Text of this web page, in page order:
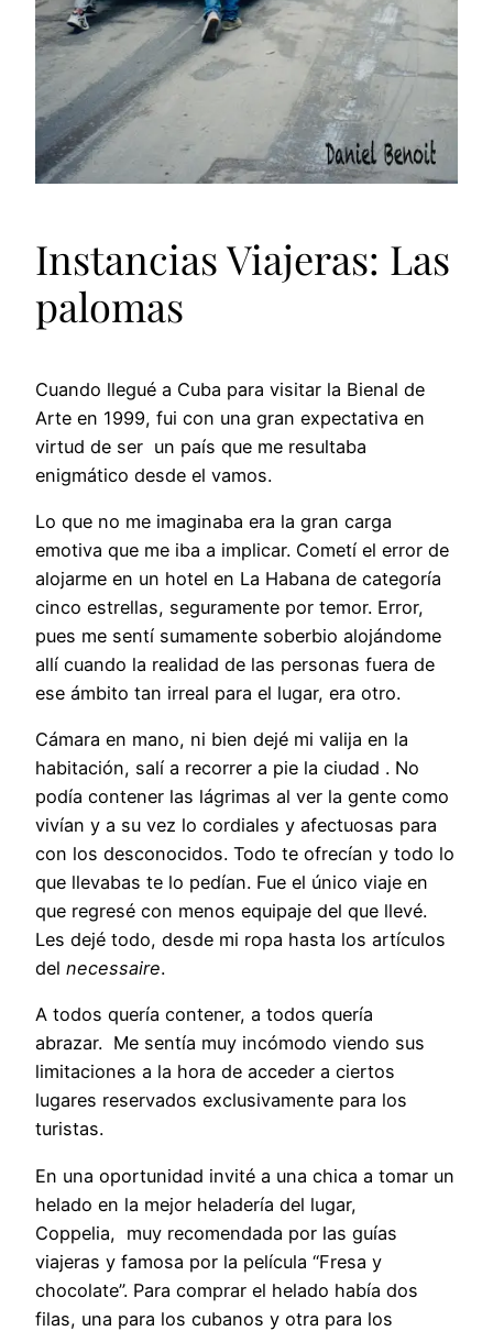
Instancias Viajeras: Las
palomas
Cuando llegué a Cuba para visitar la Bienal de
Arte en 1999, fui con una gran expectativa en
virtud de ser un país que me resultaba
enigmático desde el vamos.
Lo que no me imaginaba era la gran carga
emotiva que me iba a implicar. Cometí el error de
alojarme en un hotel en La Habana de categoría
cinco estrellas, seguramente por temor. Error,
pues me sentí sumamente soberbio alojándome
allí cuando la realidad de las personas fuera de
ese ámbito tan irreal para el lugar, era otro.
Cámara en mano, ni bien dejé mi valija en la
habitación, salí a recorrer a pie la ciudad . No
podía contener las lágrimas al ver la gente como
vivían y a su vez lo cordiales y afectuosas para
con los desconocidos. Todo te ofrecían y todo lo
que llevabas te lo pedían. Fue el único viaje en
que regresé con menos equipaje del que llevé.
Les dejé todo, desde mi ropa hasta los artículos
del necessaire.
A todos quería contener, a todos quería
abrazar. Me sentía muy incómodo viendo sus
limitaciones a la hora de acceder a ciertos
lugares reservados exclusivamente para los
turistas.
En una oportunidad invité a una chica a tomar un
helado en la mejor heladería del lugar,
Coppelia, muy recomendada por las guías
viajeras y famosa por la película “Fresa y
chocolate”. Para comprar el helado había dos
filas, una para los cubanos y otra para los